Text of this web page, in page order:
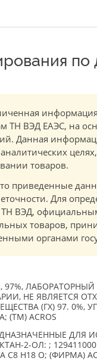
по
ТН ВЭД ЕАЭС, на
Данная
товаров.
приведенные
Для
ВЭД,
товаров,
органами
97%,
НЕ ЯВЛЯЕТСЯ
(ГХ) 97. 0%,
(TM) ACROS
ДЛЯ
2-ОЛ: ;
H18 O; (ФИРМА)